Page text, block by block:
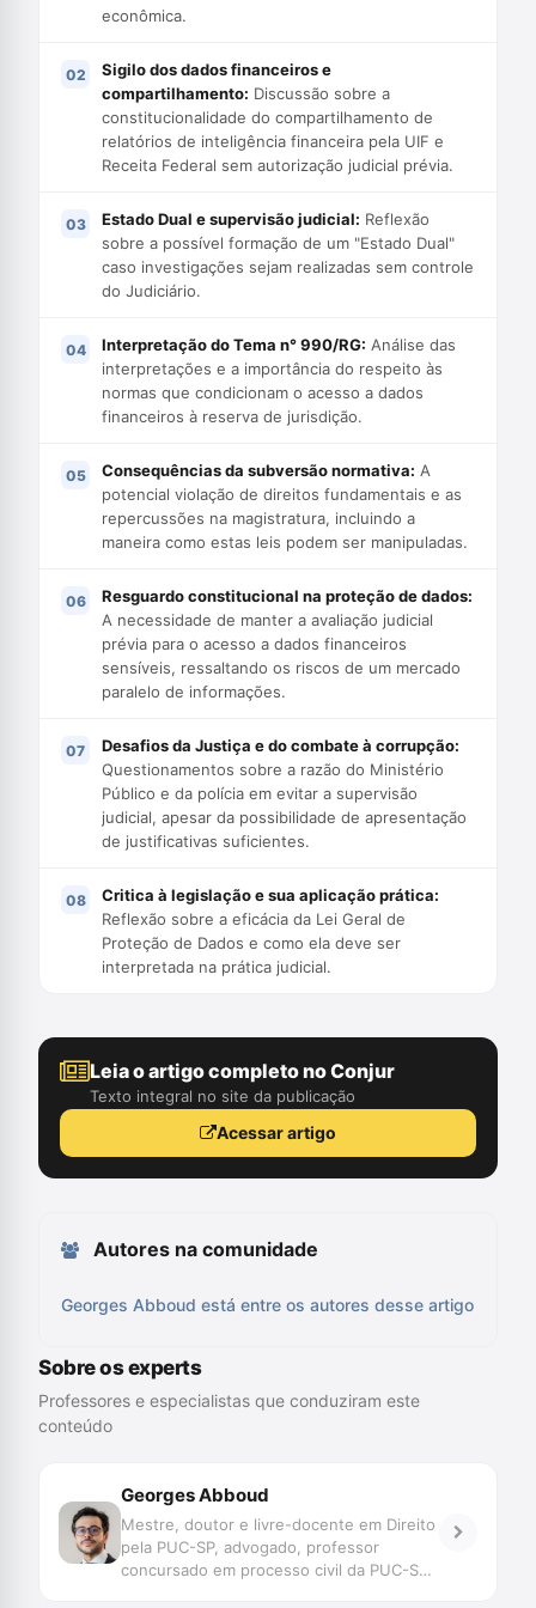
econômica.
Sigilo dos dados financeiros e
compartilhamento: Discussão sobre a
constitucionalidade do compartilhamento de
relatórios de inteligência financeira pela UIF e
Receita Federal sem autorização judicial prévia.
Estado Dual e supervisão judicial: Reflexão
sobre a possível formação de um "Estado Dual"
caso investigações sejam realizadas sem controle
do Judiciário.
Interpretação do Tema n° 990/RG: Análise das
interpretações e a importância do respeito às
normas que condicionam o acesso a dados
financeiros à reserva de jurisdição.
Consequências da subversão normativa: A
potencial violação de direitos fundamentais e as
repercussões na magistratura, incluindo a
maneira como estas leis podem ser manipuladas.
Resguardo constitucional na proteção de dados:
A necessidade de manter a avaliação judicial
prévia para o acesso a dados financeiros
sensíveis, ressaltando os riscos de um mercado
paralelo de informações.
Desafios da Justiça e do combate à corrupção:
Questionamentos sobre a razão do Ministério
Público e da polícia em evitar a supervisão
judicial, apesar da possibilidade de apresentação
de justificativas suficientes.
Critica à legislação e sua aplicação prática:
Reflexão sobre a eficácia da Lei Geral de
Proteção de Dados e como ela deve ser
interpretada na prática judicial.
Leia o artigo completo no Conjur
Texto integral no site da publicação
Acessar artigo
Autores na comunidade
Georges Abboud está entre os autores desse artigo
Sobre os experts
Professores e especialistas que conduziram este
conteúdo
Georges Abboud
Mestre, doutor e livre-docente em Direito
pela PUC-SP, advogado, professor
concursado em processo civil da PUC-SP